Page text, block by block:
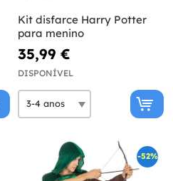
Kit disfarce Harry Potter
para menino
35,99 €
DISPONÍVEL
-52%